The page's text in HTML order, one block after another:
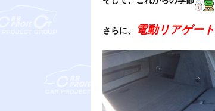
さらに、 電動リアゲート